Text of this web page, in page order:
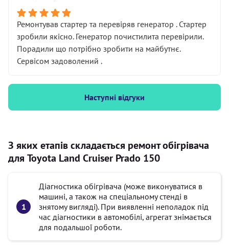
Ремонтував стартер та перевіряв генератор . Стартер
зробили якісно. Генератор почистилита перевірили.
Порадили що потрібно зробити на майбутнє.
Сервісом задоволений .
Наступні відгуки
З яких етапів складається ремонт обігрівача
для Toyota Land Cruiser Prado 150
Діагностика обігрівача (може виконуватися в
машині, а також на спеціальному стенді в
знятому вигляді). При виявленні неполадок під
час діагностики в автомобілі, агрегат знімається
для подальшої роботи.